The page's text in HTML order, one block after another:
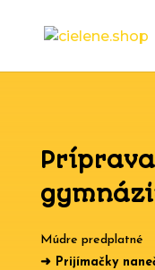
Múdre predplatné
➜Prijímačky